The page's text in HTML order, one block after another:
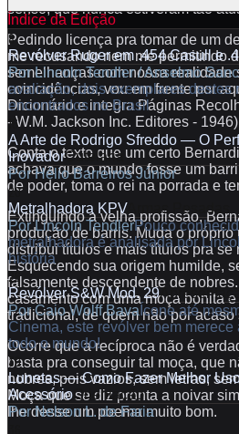
senso, que nunca estiveram tão
Pedindo licença pra tomar de um
me recusando nem me permitindo
semelhanças com nossa realidade
coincidências, vou em frente por
Dicionário e integra Páginas
- W.M. Jackson Inc. Editores -
Conta o texto que um certo
achava que o mundo fosse um
de poder, toma o rei na porrada e
Extinguindo a velha profissão,
produção de barris. Muda o
distribui títulos e mais títulos pra se
Esquecendo sua origem humilde,
falsamente descendente de
casamento com uma moça bonita
tradicional, de quem não por acaso
Ocorre que a recíproca não é
basta pra conseguir tal moça, que
nobres, pois vazios, sem letras,
Moça que se diz pronta a noivar
lhe desse um poema muito bom.
Índice da Edição
8
Revólver Ruger em .454 Casull e
PorLincoln Tendler / Anselmo
avaliação, dois exemplares destes
encontrados no Brasil
16
A Arte de Rodrigo Sfreddo — O
InovadorCutelaria
PorHélio Barreiros Júnior
20
Metralhadora KPVArmas Pesadas
PorLincoln TendlerPouco
metralhadora é analisada por
história
26
Revólver S&W Mod. 29
PorCaio Wolff Bava Ícone até
Cinema, este revólver bem
todo o mundo!
30
Lunetas — Como Fazer Melhor
AcessórioOrientação
PorNelson L. de Faria